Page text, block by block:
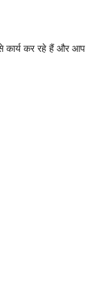
कार्य कर रहे हैं और आप